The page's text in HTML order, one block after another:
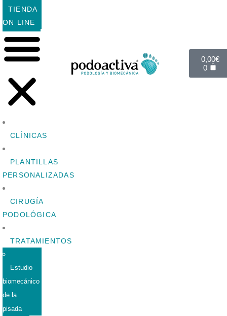
TIENDA
ON LINE
CLÍNICAS
PLANTILLAS
PERSONALIZADAS
CIRUGÍA
PODOLÓGICA
TRATAMIENTOS
Estudio
biomecánico
de la
pisada
0,00€
0